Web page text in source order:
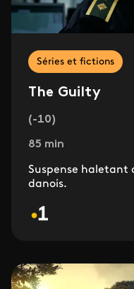
Séries et fictions
The Guilty
(-10)
85 min
Suspense haletant
danois.